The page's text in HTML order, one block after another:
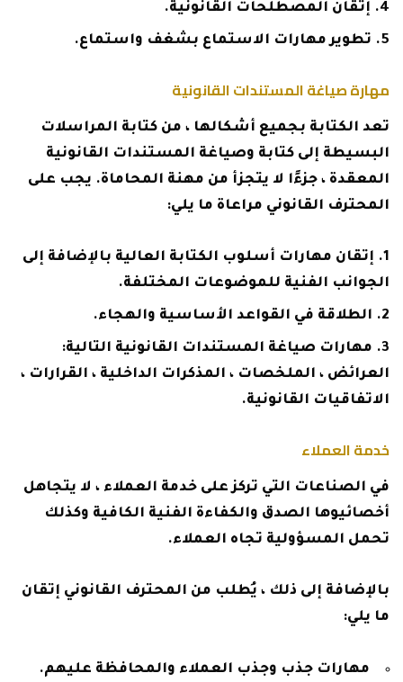
إتقان المصطلحات القانونية.
تطوير مهارات الاستماع بشغف واستماع.
مهارة صياغة المستندات القانونية
تعد الكتابة بجميع أشكالها ، من كتابة المراسلات
البسيطة إلى كتابة وصياغة المستندات القانونية
المعقدة ، جزءًا لا يتجزأ من مهنة المحاماة. يجب على
المحترف القانوني مراعاة ما يلي:
إتقان مهارات أسلوب الكتابة العالية بالإضافة إلى
الجوانب الفنية للموضوعات المختلفة.
الطلاقة في القواعد الأساسية والهجاء.
مهارات صياغة المستندات القانونية التالية:
العرائض ، الملخصات ، المذكرات الداخلية ، القرارات ،
الاتفاقيات القانونية.
خدمة العملاء
في الصناعات التي تركز على خدمة العملاء ، لا يتجاهل
أخصائيوها الصدق والكفاءة الفنية الكافية وكذلك
تحمل المسؤولية تجاه العملاء.
بالإضافة إلى ذلك ، يُطلب من المحترف القانوني إتقان
ما يلي:
مهارات جذب وجذب العملاء والمحافظة عليهم.